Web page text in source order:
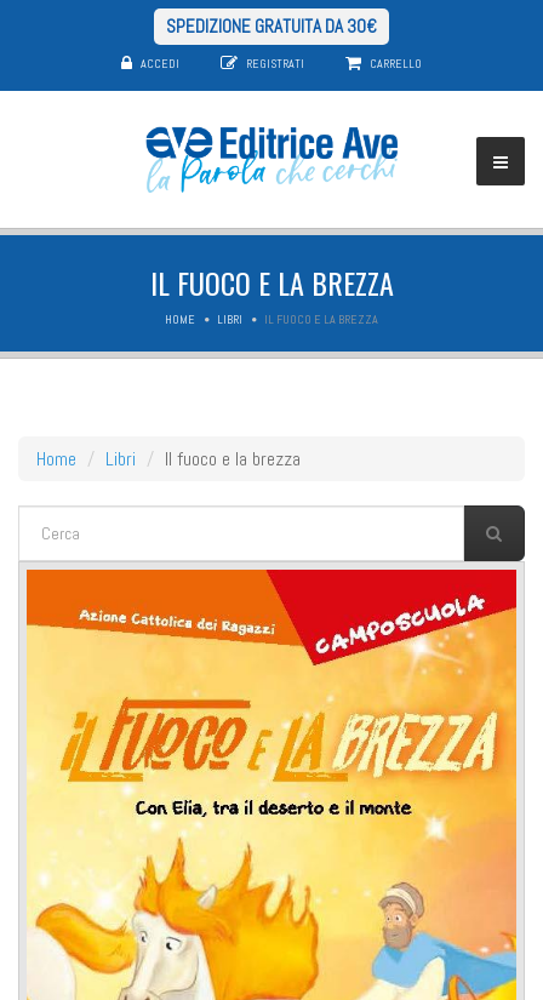
SPEDIZIONE GRATUITA DA 30€
ACCEDI REGISTRATI CARRELLO
IL FUOCO E LA BREZZA
HOME LIBRI IL FUOCO E LA BREZZA
Home Libri Il fuoco e la brezza
FORM DI RICERCA